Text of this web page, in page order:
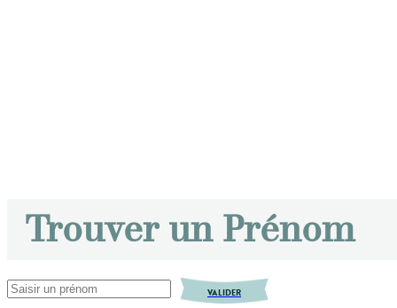
Trouver un Prénom
VALIDER